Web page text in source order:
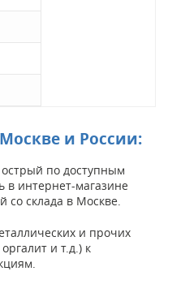
и России:
по доступным
в интернет-магазине
со склада в Москве.
и прочих
и т.д.) к